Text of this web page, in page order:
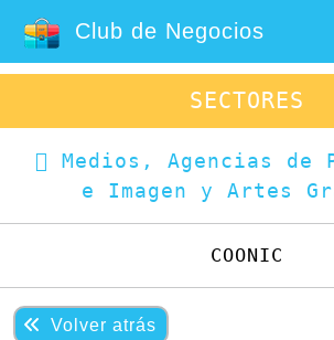
Club de Negocios
SECTORES
Medios, Agencias de
e Imagen y Artes
COONIC
Volver atrás